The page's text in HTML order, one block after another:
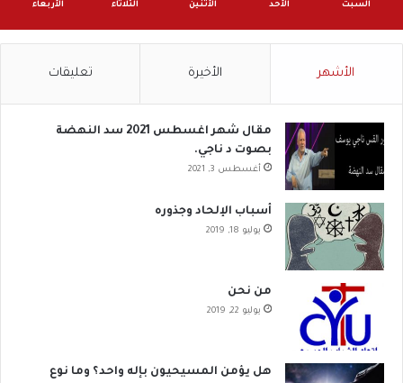
السبت الأحد الأثنين الثلاثاء الأربعاء
الأشهر الأخيرة تعليقات
مقال شهر اغسطس 2021 سد النهضة
بصوت د ناجي.
أغسطس 3, 2021
أسباب الإلحاد وجذوره
يوليو 18, 2019
من نحن
يوليو 22, 2019
هل يؤمن المسيحيون بإله واحد؟ وما نوع